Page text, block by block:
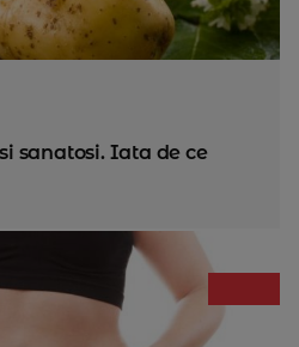
sanatosi. Iata de ce